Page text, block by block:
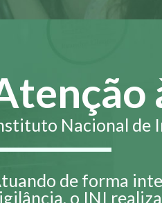
Nacional de
de forma
o INI